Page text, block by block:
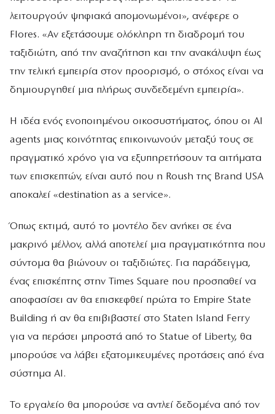
λειτουργούν ψηφιακά απομονωμένοι», ανέφερε ο
Flores. «Αν εξετάσουμε ολόκληρη τη διαδρομή του
ταξιδιώτη, από την αναζήτηση και την ανακάλυψη έως
την τελική εμπειρία στον προορισμό, ο στόχος είναι να
δημιουργηθεί μια πλήρως συνδεδεμένη εμπειρία».
Η ιδέα ενός ενοποιημένου οικοσυστήματος, όπου οι AI
agents μιας κοινότητας επικοινωνούν μεταξύ τους σε
πραγματικό χρόνο για να εξυπηρετήσουν τα αιτήματα
των επισκεπτών, είναι αυτό που η Roush της Brand USA
αποκαλεί «destination as a service».
Όπως εκτιμά, αυτό το μοντέλο δεν ανήκει σε ένα
μακρινό μέλλον, αλλά αποτελεί μια πραγματικότητα που
σύντομα θα βιώνουν οι ταξιδιώτες. Για παράδειγμα,
ένας επισκέπτης στην Times Square που προσπαθεί να
αποφασίσει αν θα επισκεφθεί πρώτα το Empire State
Building ή αν θα επιβιβαστεί στο Staten Island Ferry
για να περάσει μπροστά από το Statue of Liberty, θα
μπορούσε να λάβει εξατομικευμένες προτάσεις από ένα
σύστημα AI.
Το εργαλείο θα μπορούσε να αντλεί δεδομένα από τον